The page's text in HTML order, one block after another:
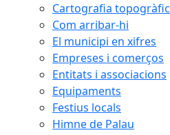
Cartografia
Com arribar-hi
El municipi en xifres
Empreses i comerços
Entitats i associacions
Equipaments
Festius locals
Himne de Palau